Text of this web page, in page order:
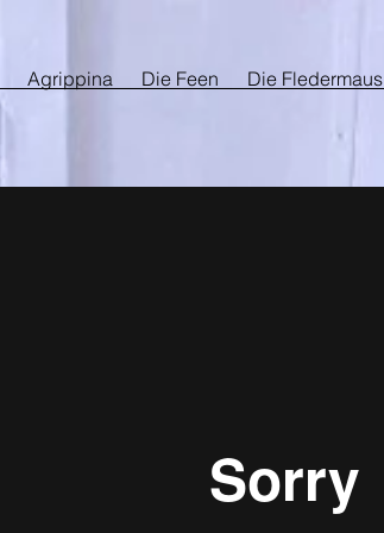
Agrippina Die Feen Die Fledermaus